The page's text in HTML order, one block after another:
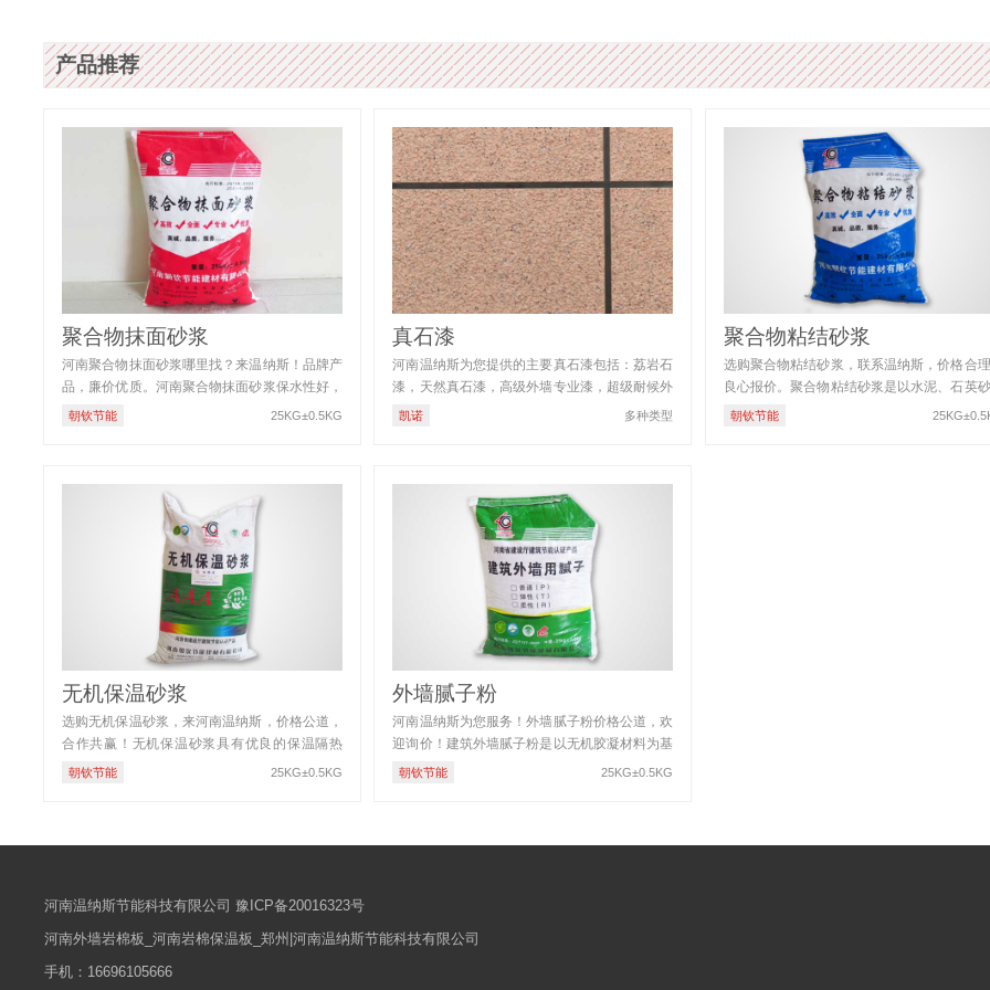
产品推荐
聚合物抹面砂浆
河南聚合物抹面砂浆哪里找？来温纳斯！品牌产
品，廉价优质。河南聚合物抹面砂浆保水性好，
可根据墙体吸水量大小适当作 […]
朝钦节能 25KG±0.5KG
真石漆
河南温纳斯为您提供的主要真石漆包括：荔岩石
漆，天然真石漆，高级外墙专业漆，超级耐候外
墙漆，高级外墙弹性漆，弹性 […]
凯诺 多种类型
聚合物粘结砂浆
选购聚合物粘结砂浆，联系温纳斯，价格合理
良心报价。聚合物粘结砂浆是以水泥、石英砂
进口聚合物胶结料配以多种添 […]
朝钦节能
无机保温砂浆
选购无机保温砂浆，来河南温纳斯，价格公道，
合作共赢！无机保温砂浆具有优良的保温隔热
性、强度高、粘结性和抗流挂性 […]
朝钦节能 25KG±0.5KG
外墙腻子粉
河南温纳斯为您服务！外墙腻子粉价格公道，欢
迎询价！建筑外墙腻子粉是以无机胶凝材料为基
料，配以黏结材料及其他助剂 […]
朝钦节能 25KG±0.5KG
河南温纳斯节能科技有限公司 豫ICP备20016323号
河南外墙岩棉板_河南岩棉保温板_郑州|河南温纳斯节能科技有限公司
手机： 16696105666